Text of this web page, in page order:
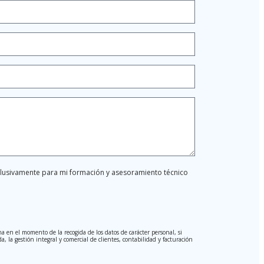
para mi formación y asesoramiento técnico
en el momento de la recogida de los datos de carácter personal, si
la gestión integral y comercial de clientes, contabilidad y facturación
General de Protección de Datos (RGPD) de 27 de abril